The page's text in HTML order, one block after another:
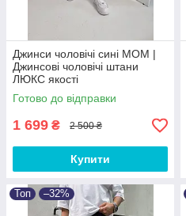
Джинси чоловічі сині MOM |
Джинсові чоловічі штани
ЛЮКС якості
Готово до відправки
1 699 ₴ 2 500 ₴
Купити
Топ –32%